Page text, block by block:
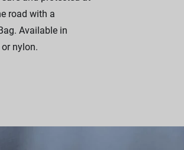
road with a
Available in
nylon.